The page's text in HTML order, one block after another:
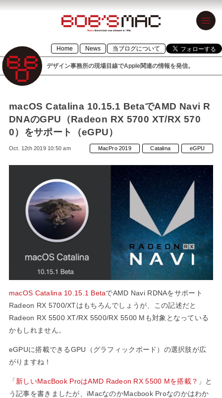
BOB’S MAC
ボブズマック
デザイン事務
でApple関連の
情報を発信。
1996年設立の
「BOB’S
MACINTOSH」
が令和元年に
「BOB’S
MAC」として
復活！
Home News 当ブログについて
デザイン事務所の現場目線でApple関連の情報を発信。
macOS Catalina 10.15.1 BetaでAMD Navi R
DNAのGPU（Radeon RX 5700 XT/RX 570
0）をサポート（eGPU）
Oct. 12th 2019 10:50 am MacPro 2019 Catalina eGPU
macOS Catalina 10.15.1 BetaでAMD Navi RDNAをサポート
Radeon RX 5700/XTはもちろんでしょうが、この記述だと
Radeon RX 5500 XT/RX 5500/RX 5500 Mも対象となっている
かもしれません。
eGPUに搭載できるGPU（グラフィックボード）の選択肢が広
がりますね！
「新しいMacBook ProはAMD Radeon RX 5500 Mを搭載？ 」と
う記事を書きましたが、iMacなのかMacbook Proなのかはわか